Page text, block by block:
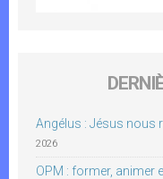
Angélus : Jésus nous
2026
OPM : former, animer